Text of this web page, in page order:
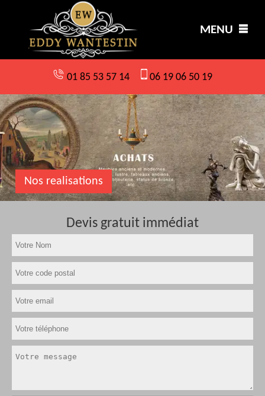
MENU
01 85 53 57 14 06 19 06 50 19
Nos realisations
Devis gratuit immédiat